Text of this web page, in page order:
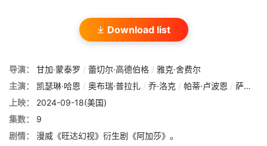
Download list
导演： 甘加·蒙泰罗 / 蕾切尔·高德伯格 / 雅克·舍费尔
主演：
凯瑟琳·哈恩 / 奥布瑞·普拉扎 / 乔·洛克 / 帕蒂·卢波恩 / 萨西尔·扎玛塔
上映：
2024-09-18(美国)
集数：
9
剧情：
漫威《旺达幻视》衍生剧《阿加莎》。